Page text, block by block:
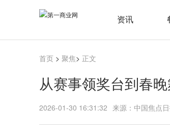
资讯
首页 > 聚焦> 正文
从赛事领奖台到春
2026-01-30 16:31:32 来源：中国焦点